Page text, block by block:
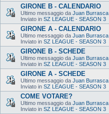
GIRONE B - CALENDARIO
Ultimo messaggio da Juan Burrasca
Inviato in SZ LEAGUE - SEASON 3
GIRONE A - CALENDARIO
Ultimo messaggio da Juan Burrasca
Inviato in SZ LEAGUE - SEASON 3
GIRONE B - SCHEDE
Ultimo messaggio da Juan Burrasca
Inviato in SZ LEAGUE - SEASON 3
GIRONE A - SCHEDE
Ultimo messaggio da Juan Burrasca
Inviato in SZ LEAGUE - SEASON 3
COME VOTARE?
Ultimo messaggio da Juan Burrasca
Inviato in SZ LEAGUE - SEASON 3